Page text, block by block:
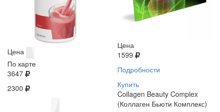
Цена
По карте
3647
2300
Цена
1599
Подробности
Купить
Collagen Beauty Complex
(Коллаген Бьюти Комплекс)